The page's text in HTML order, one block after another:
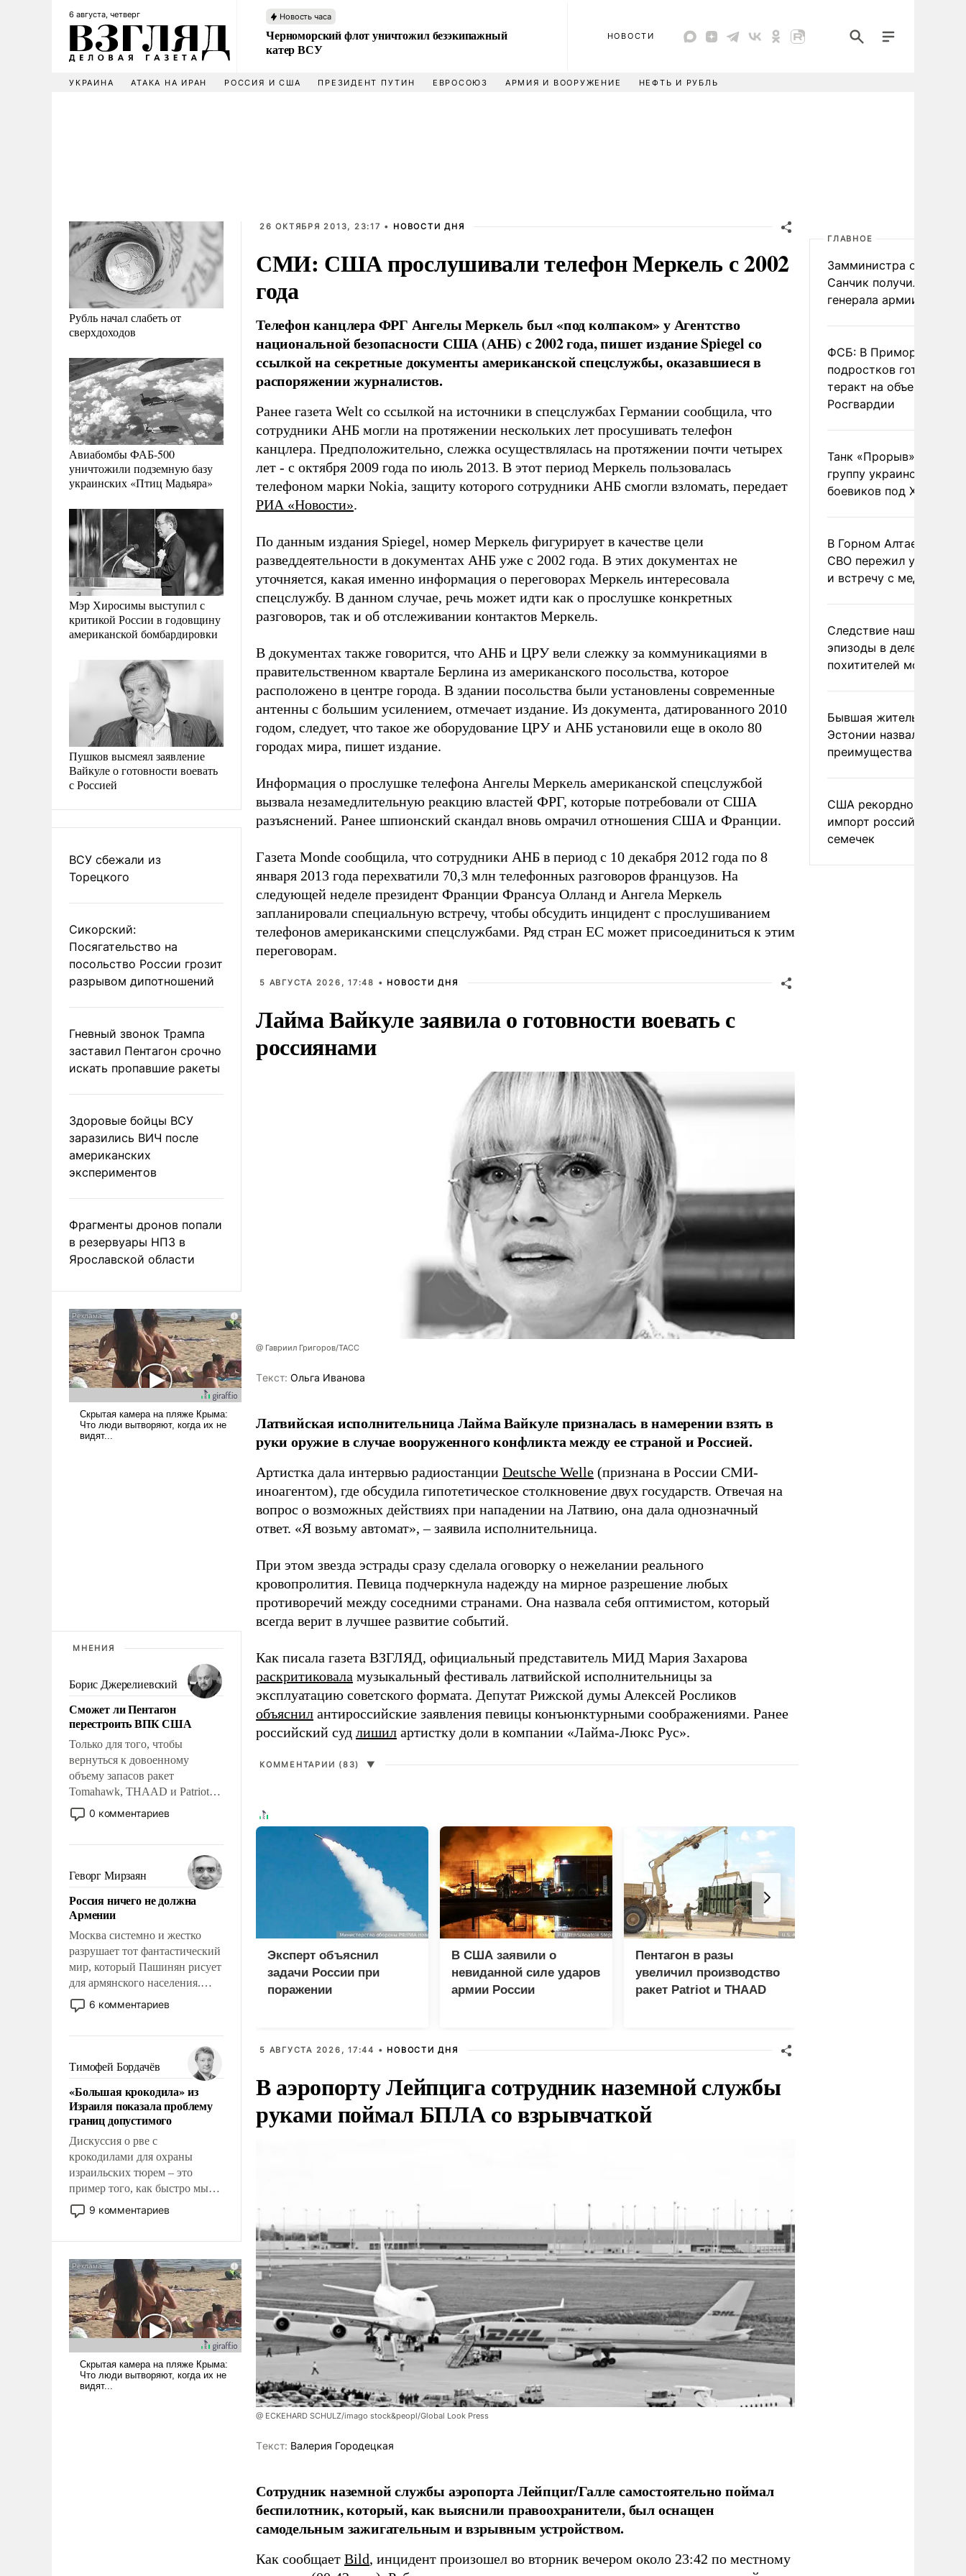
6 августа, четверг Новость часа
Черноморский флот уничтожил безэкипажный
катер ВСУ
НОВОСТИ
УКРАИНА АТАКА НА ИРАН РОССИЯ И США ПРЕЗИДЕНТ ПУТИН ЕВРОСОЮЗ АРМИЯ И ВООРУЖЕНИЕ НЕФТЬ И РУБЛЬ
Рубль начал слабеть от
сверхдоходов
Авиабомбы ФАБ-500
уничтожили подземную базу
украинских «Птиц Мадьяра»
Мэр Хиросимы выступил с
критикой России в годовщину
американской бомбардировки
Пушков высмеял заявление
Вайкуле о готовности воевать
с Россией
ВСУ сбежали из
Торецкого
Сикорский:
Посягательство на
посольство России грозит
разрывом дипотношений
Гневный звонок Трампа
заставил Пентагон срочно
искать пропавшие ракеты
Здоровые бойцы ВСУ
заразились ВИЧ после
американских
экспериментов
Фрагменты дронов попали
в резервуары НПЗ в
Ярославской области
МНЕНИЯ
Борис Джерелиевский
Сможет ли Пентагон
перестроить ВПК США
Только для того, чтобы
вернуться к довоенному
объему запасов ракет
Tomahawk, THAAD и Patriot
США потребуется более трех
лет. Даже небольшая война с
Сложившаяся ситуация
означает многолетний период
уязвимости США, например,
перед Китаем.
0 комментариев
Геворг Мирзаян
Россия ничего не должна
Армении
Москва системно и жестко
разрушает тот фантастический
мир, который Пашинян рисует
для армянского населения.
Мир, где этому населению все
должны просто по
политические прожекты будут
беспрекословно оплачиваться
за счет российских
налогоплательщиков и где за
свои поступки не нужно
отвечать.
6 комментариев
Тимофей Бордачёв
«Большая крокодила» из
Израиля показала проблему
границ допустимого
Дискуссия о рве с
крокодилами для охраны
израильских тюрем – это
пример того, как быстро мы
двигаемся по пути
революционных изменений.
псевдонаучной фантастики,
стало всерьез обсуждаемой
идеей.
9 комментариев
26 ОКТЯБРЯ 2013, 23:17 • НОВОСТИ ДНЯ
СМИ: США прослушивали телефон Меркель с 2002
года
Телефон канцлера ФРГ Ангелы Меркель был «под колпаком» у Агентство
национальной безопасности США (АНБ) с 2002 года, пишет издание Spiegel со
ссылкой на секретные документы американской спецслужбы, оказавшиеся в
распоряжении журналистов.
Ранее газета Welt со ссылкой на источники в спецслужбах Германии сообщила, что
сотрудники АНБ могли на протяжении нескольких лет просушивать телефон
канцлера. Предположительно, слежка осуществлялась на протяжении почти четырех
лет - с октября 2009 года по июль 2013. В этот период Меркель пользовалась
телефоном марки Nokia, защиту которого сотрудники АНБ смогли взломать, передает
РИА «Новости».
По данным издания Spiegel, номер Меркель фигурирует в качестве цели
разведдеятельности в документах АНБ уже с 2002 года. В этих документах не
уточняется, какая именно информация о переговорах Меркель интересовала
спецслужбу. В данном случае, речь может идти как о прослушке конкретных
разговоров, так и об отслеживании контактов Меркель.
В документах также говорится, что АНБ и ЦРУ вели слежку за коммуникациями в
правительственном квартале Берлина из американского посольства, которое
расположено в центре города. В здании посольства были установлены современные
антенны с большим усилением, отмечает издание. Из документа, датированного 2010
годом, следует, что такое же оборудование ЦРУ и АНБ установили еще в около 80
городах мира, пишет издание.
Информация о прослушке телефона Ангелы Меркель американской спецслужбой
вызвала незамедлительную реакцию властей ФРГ, которые потребовали от США
разъяснений. Ранее шпионский скандал вновь омрачил отношения США и Франции.
Газета Monde сообщила, что сотрудники АНБ в период с 10 декабря 2012 года по 8
января 2013 года перехватили 70,3 млн телефонных разговоров французов. На
следующей неделе президент Франции Франсуа Олланд и Ангела Меркель
запланировали специальную встречу, чтобы обсудить инцидент с прослушиванием
телефонов американскими спецслужбами. Ряд стран ЕС может присоединиться к этим
переговорам.
5 АВГУСТА 2026, 17:48 • НОВОСТИ ДНЯ
Лайма Вайкуле заявила о готовности воевать с
россиянами
@ Гавриил Григоров/ТАСС
Tекст: Ольга Иванова
Латвийская исполнительница Лайма Вайкуле призналась в намерении взять в
руки оружие в случае вооруженного конфликта между ее страной и Россией.
Артистка дала интервью радиостанции Deutsche Welle (признана в России СМИ-
иноагентом), где обсудила гипотетическое столкновение двух государств. Отвечая на
вопрос о возможных действиях при нападении на Латвию, она дала однозначный
ответ. «Я возьму автомат», – заявила исполнительница.
При этом звезда эстрады сразу сделала оговорку о нежелании реального
кровопролития. Певица подчеркнула надежду на мирное разрешение любых
противоречий между соседними странами. Она назвала себя оптимистом, который
всегда верит в лучшее развитие событий.
Как писала газета ВЗГЛЯД, официальный представитель МИД Мария Захарова
раскритиковала музыкальный фестиваль латвийской исполнительницы за
эксплуатацию советского формата. Депутат Рижской думы Алексей Росликов
объяснил антироссийские заявления певицы конъюнктурными соображениями. Ранее
российский суд лишил артистку доли в компании «Лайма-Люкс Рус».
КОММЕНТАРИИ (83) ▼
Эксперт объяснил
задачи России при
поражении
В США заявили о
невиданной силе ударов
армии России
Пентагон в разы
увеличил производство
ракет Patriot и THAAD
5 АВГУСТА 2026, 17:44 • НОВОСТИ ДНЯ
В аэропорту Лейпцига сотрудник наземной службы
руками поймал БПЛА со взрывчаткой
@ ECKEHARD SCHULZ/imago stock&peopl/Global Look Press
Tекст: Валерия Городецкая
Сотрудник наземной службы аэропорта Лейпциг/Галле самостоятельно поймал
беспилотник, который, как выяснили правоохранители, был оснащен
самодельным зажигательным и взрывным устройством.
Как сообщает Bild, инцидент произошел во вторник вечером около 23:42 по местному
ГЛАВНОЕ
Замминистра обороны
Санчик получил звание
генерала армии
ФСБ: В Приморье трое
подростков готовили
теракт на объекте
Росгвардии
Танк «Прорыв»
группу украинских
боевиков под
В Горном Алтае
СВО пережил удар
и встречу с медведем
Следствие нашло
эпизоды в деле
похитителей москвичек
Бывшая жительница
Эстонии назвала
преимущества России
США рекордно
импорт российских
семечек